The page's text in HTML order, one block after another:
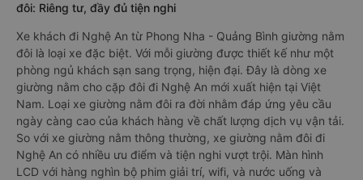
đôi: Riêng tư, đầy đủ tiện nghi
Xe khách đi Nghệ An từ Phong Nha - Quảng Bình giường nằm
đôi là loại xe đặc biệt. Với mỗi giường được thiết kế như một
phòng ngủ khách sạn sang trọng, hiện đại. Đây là dòng xe
giường nằm cho cặp đôi đi Nghệ An mới xuất hiện tại Việt
Nam. Loại xe giường nằm đôi ra đời nhằm đáp ứng yêu cầu
ngày càng cao của khách hàng về chất lượng dịch vụ vận tải.
So với xe giường nằm thông thường, xe giường nằm đôi đi
Nghệ An có nhiều ưu điểm và tiện nghi vượt trội. Màn hình
LCD với hàng nghìn bộ phim giải trí, wifi, và nước uống và